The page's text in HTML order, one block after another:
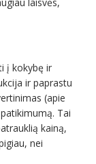
į kokybę ir
ir paprastu
(apie
Tai
kainą,
nei